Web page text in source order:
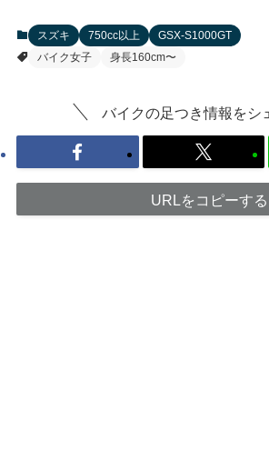
スズキ 750cc以上
GSX-S1000GT
バイク女子
身長160cm〜
バイクの足つき情報をシ
URLをコピーする